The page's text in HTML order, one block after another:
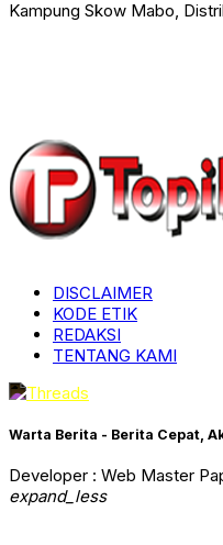
Kampung Skow Mabo,
DISCLAIMER
KODE ETIK
REDAKSI
TENTANG KAMI
Warta Berita - Berita Cepat,
Developer : Web Master
expand_less